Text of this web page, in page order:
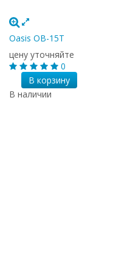
Oasis OB-15T
цену уточняйте
0
В корзину
В наличии